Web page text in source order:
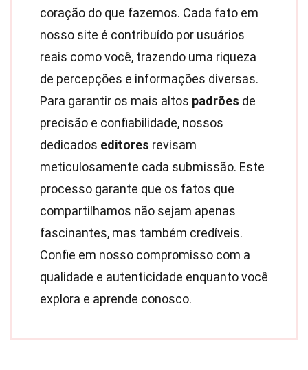
coração do que fazemos. Cada fato em
nosso site é contribuído por usuários
reais como você, trazendo uma riqueza
de percepções e informações diversas.
Para garantir os mais altos padrões de
precisão e confiabilidade, nossos
dedicados editores revisam
meticulosamente cada submissão. Este
processo garante que os fatos que
compartilhamos não sejam apenas
fascinantes, mas também credíveis.
Confie em nosso compromisso com a
qualidade e autenticidade enquanto você
explora e aprende conosco.